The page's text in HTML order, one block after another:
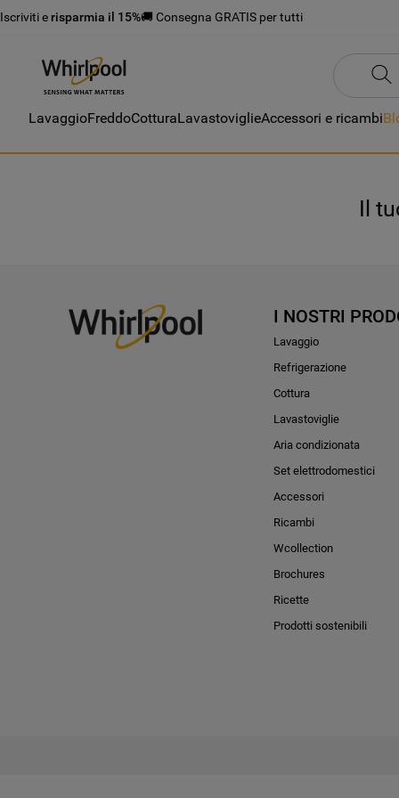
Iscriviti e risparmia il 15%🚚 Consegna GRATIS per tutti
LavaggioFreddoCotturaLavastoviglieAccessori e ricambi
Il
I NOSTRI
Lavaggio
Refrigerazione
Cottura
Lavastoviglie
Aria condizionata
Set elettrodomestici
Accessori
Ricambi
Wcollection
Brochures
Ricette
Prodotti sostenibili